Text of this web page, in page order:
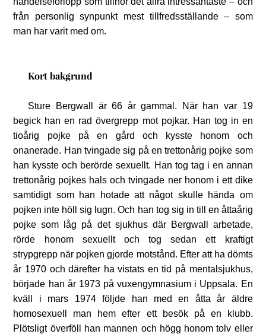
från personlig synpunkt mest tillfredsställande – som
man har varit med om.
Kort bakgrund
Sture Bergwall är 66 år gammal. När han var 19
begick han en rad övergrepp mot pojkar. Han tog in en
tioårig pojke på en gård och kysste honom och
onanerade. Han tvingade sig på en trettonårig pojke som
han kysste och berörde sexuellt. Han tog tag i en annan
trettonårig pojkes hals och tvingade ner honom i ett dike
samtidigt som han hotade att något skulle hända om
pojken inte höll sig lugn. Och han tog sig in till en åttaårig
pojke som låg på det sjukhus där Bergwall arbetade,
rörde honom sexuellt och tog sedan ett kraftigt
strypgrepp när pojken gjorde motstånd. Efter att ha dömts
år 1970 och därefter ha vistats en tid på mentalsjukhus,
började han år 1973 på vuxengymnasium i Uppsala. En
kväll i mars 1974 följde han med en åtta år äldre
homosexuell man hem efter ett besök på en klubb.
Plötsligt överföll han mannen och högg honom tolv eller